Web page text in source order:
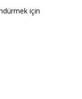
için